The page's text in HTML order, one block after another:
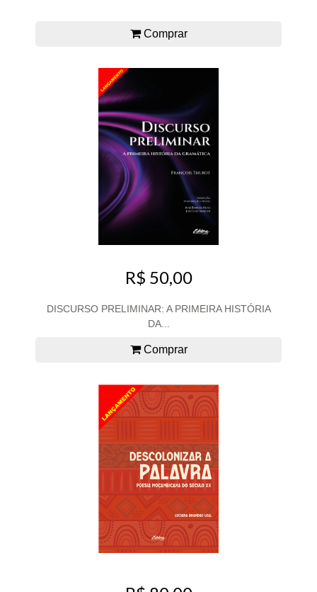
Comprar
R$ 50,00
DISCURSO PRELIMINAR: A PRIMEIRA HISTÓRIA
DA...
Comprar